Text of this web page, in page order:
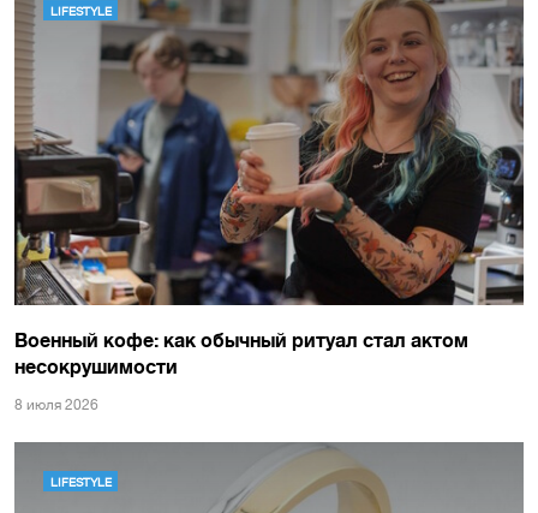
LIFESTYLE
Военный кофе: как обычный ритуал стал актом
несокрушимости
8 июля 2026
LIFESTYLE